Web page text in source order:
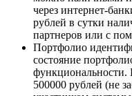
через интернет-
рублей в сутки
партнеров или с
Портфолио
состояние
функциональности.
500000 рублей (не